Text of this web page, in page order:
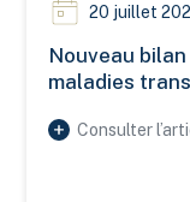
20 juillet
Nouveau
maladies
Consulter